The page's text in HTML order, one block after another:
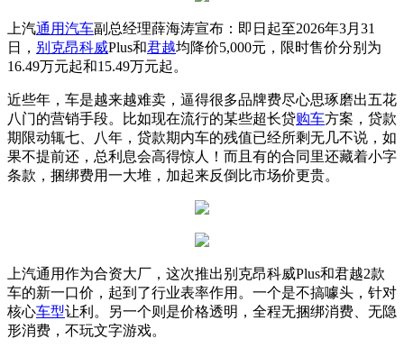
上汽通用汽车副总经理薛海涛宣布：即日起至2026年3月31
日， 别克昂科威Plus和君越均降价5,000元，限时售价分别为
16.49万元起和15.49万元起。
近些年，车是越来越难卖，逼得很多品牌费尽心思琢磨出五花
八门的营销手段。比如现在流行的某些超长贷购车方案，贷款
期限动辄七、八年，贷款期内车的残值已经所剩无几不说，如
果不提前还，总利息会高得惊人！而且有的合同里还藏着小字
条款，捆绑费用一大堆，加起来反倒比市场价更贵。
上汽通用作为合资大厂，这次推出别克昂科威Plus和君越2款
车的新一口价，起到了行业表率作用。一个是不搞噱头，针对
核心车型让利。另一个则是价格透明，全程无捆绑消费、无隐
形消费，不玩文字游戏。